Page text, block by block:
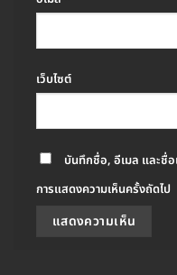
เว็บไซต์
บันทึกชื่อ, อีเมล และชื่อ
การแสดงความเห็นครั้งถัดไป